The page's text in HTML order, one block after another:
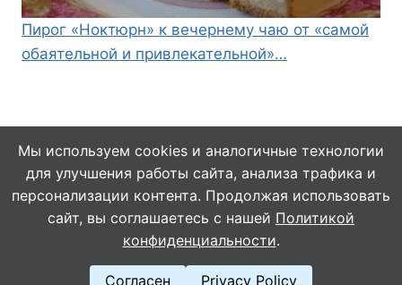
Пирог «Ноктюрн» к вечернему чаю от «самой
обаятельной и привлекательной»…
© 2026 Кулинарушка - Вкусные Рецепты
Мы используем cookies и аналогичные технологии
для улучшения работы сайта, анализа трафика и
персонализации контента. Продолжая использовать
сайт, вы соглашаетесь с нашей Политикой
конфиденциальности.
Согласен Privacy Policy